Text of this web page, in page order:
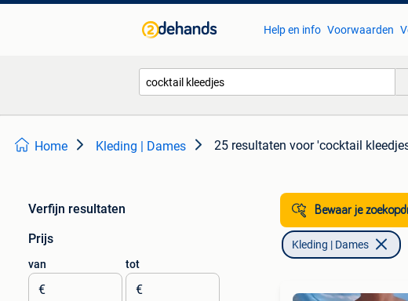
Help en info Voorwaarden
Home Kleding | Dames 25 resultaten voor 'cocktail
Verfijn resultaten
Prijs
van
€
tot
€
Bewaar je
Kleding | Dames